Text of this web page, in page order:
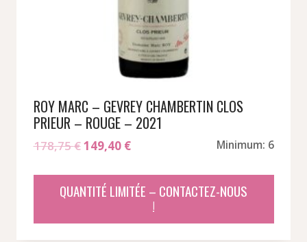
ROY MARC – GEVREY CHAMBERTIN CLOS
PRIEUR – ROUGE – 2021
178,75€Le
initial
était :
149,40 €Le
actuel
est :
Minimum: 6
QUANTITÉ LIMITÉE – CONTACTEZ-NOUS
!